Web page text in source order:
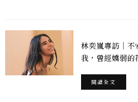
林奕嵐專訪｜不
我，曾經嬌弱的
閱讀全文